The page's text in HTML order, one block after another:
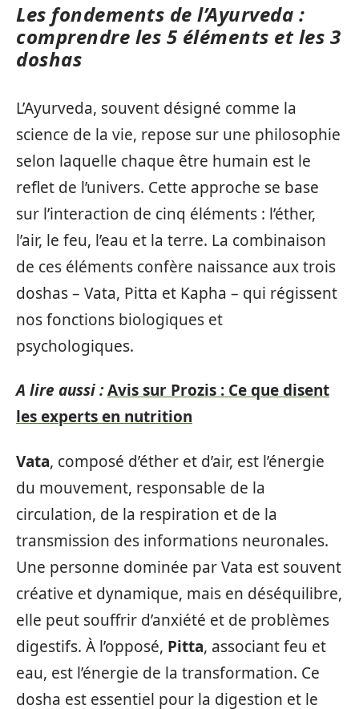
Les fondements de l’Ayurveda :
comprendre les 5 éléments et les 3
doshas
L’Ayurveda, souvent désigné comme la
science de la vie, repose sur une philosophie
selon laquelle chaque être humain est le
reflet de l’univers. Cette approche se base
sur l’interaction de cinq éléments : l’éther,
l’air, le feu, l’eau et la terre. La combinaison
de ces éléments confère naissance aux trois
doshas – Vata, Pitta et Kapha – qui régissent
nos fonctions biologiques et
psychologiques.
A lire aussi :Avis sur Prozis : Ce que disent
les experts en nutrition
Vata, composé d’éther et d’air, est l’énergie
du mouvement, responsable de la
circulation, de la respiration et de la
transmission des informations neuronales.
Une personne dominée par Vata est souvent
créative et dynamique, mais en déséquilibre,
elle peut souffrir d’anxiété et de problèmes
digestifs. À l’opposé, Pitta, associant feu et
eau, est l’énergie de la transformation. Ce
dosha est essentiel pour la digestion et le